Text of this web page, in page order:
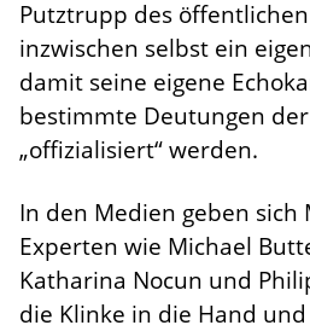
Putztrupp des
inzwischen selbst ein
damit seine eigene
bestimmte Deutungen
„offizialisiert“ werden.
In den Medien geben sich
Experten wie Michael
Katharina Nocun und
die Klinke in die Hand